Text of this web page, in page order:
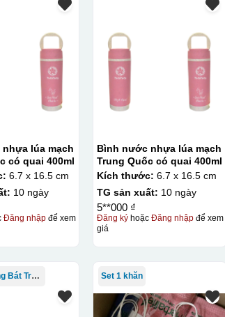
lúa mạch
có quai 400ml
6.7 x 16.5 cm
10 ngày
Đăng nhậpđể xem
Bình nước nhựa lúa mạch
Trung Quốc có quai 400ml
Kích thước: 6.7 x 16.5 cm
TG sản xuất: 10 ngày
5**000 ₫
Đăng ký hoặcĐăng nhập để xem
giá
Cốc sứ trắng Bát Tràng Set 1 khăn